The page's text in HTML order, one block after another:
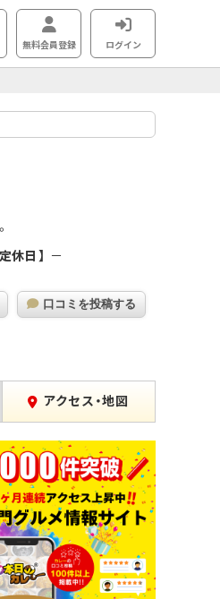
無料会員登録 ログイン
定休日 －
口コミを投稿する
アクセス・地図